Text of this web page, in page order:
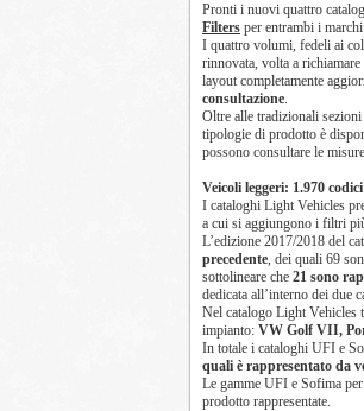
Pronti i nuovi quattro
Filters per entrambi i marchi
I quattro volumi, fedeli ai
rinnovata, volta a
layout completamente
consultazione.
Oltre alle tradizionali
tipologie di prodotto è
possono consultare le
Veicoli leggeri: 1.970 codici
I cataloghi Light Vehicles
a cui si aggiungono i filtri
L’edizione 2017/2018 del
precedente, dei quali 69
sottolineare che 21 sono
dedicata all’interno dei due
Nel catalogo Light Vehicles
impianto: VW Golf VII,
In totale i cataloghi UFI e
quali è rappresentato da
Le gamme UFI e Sofima
prodotto rappresentate.